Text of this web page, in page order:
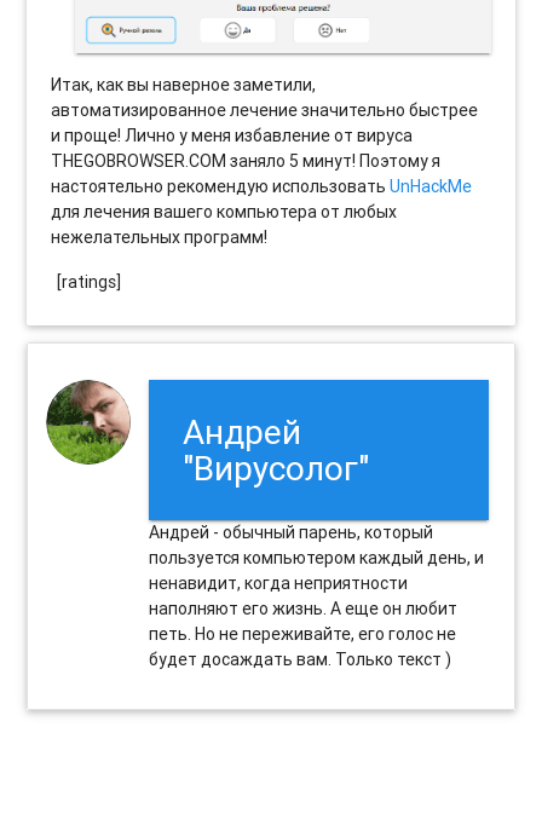
Итак, как вы наверное заметили,
автоматизированное лечение значительно быстрее
и проще! Лично у меня избавление от вируса
THEGOBROWSER.COM заняло 5 минут! Поэтому я
настоятельно рекомендую использоватьUnHackMe
для лечения вашего компьютера от любых
нежелательных программ!
[ratings]
Андрей
"Вирусолог"
Андрей - обычный парень, который
пользуется компьютером каждый день, и
ненавидит, когда неприятности
наполняют его жизнь. А еще он любит
петь. Но не переживайте, его голос не
будет досаждать вам. Только текст )